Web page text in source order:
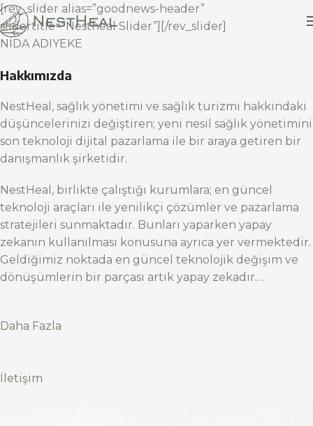
[rev_slider alias=”goodnews-header”
slidertitle=”Nestheal Slider”][/rev_slider]
NİDA ADIYEKE
Hakkımızda
NestHeal, sağlık yönetimi ve sağlık turizmi hakkındaki
düşüncelerinizi değiştiren; yeni nesil sağlık yönetimini
son teknoloji dijital pazarlama ile bir araya getiren bir
danışmanlık şirketidir.
NestHeal, birlikte çalıştığı kurumlara; en güncel
teknoloji araçları ile yenilikçi çözümler ve pazarlama
stratejileri sunmaktadır. Bunları yaparken yapay
zekanın kullanılması konusuna ayrıca yer vermektedir.
Geldiğimiz noktada en güncel teknolojik değişim ve
dönüşümlerin bir parçası artık yapay zekadır….
Daha Fazla
İletişim